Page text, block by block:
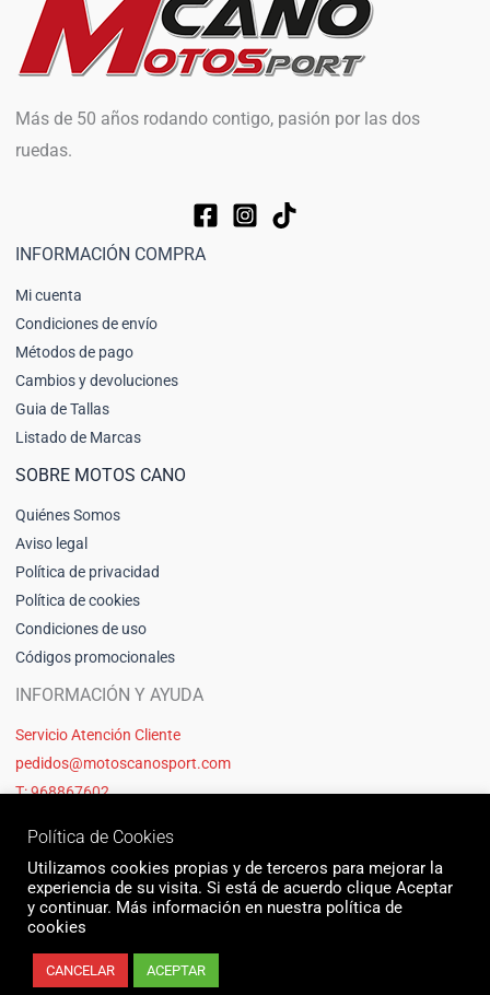
Más de 50 años rodando contigo, pasión por las dos
ruedas.
INFORMACIÓN COMPRA
Mi cuenta
Condiciones de envío
Métodos de pago
Cambios y devoluciones
Guia de Tallas
Listado de Marcas
SOBRE MOTOS CANO
Quiénes Somos
Aviso legal
Política de privacidad
Política de cookies
Condiciones de uso
Códigos promocionales
INFORMACIÓN Y AYUDA
Servicio Atención Cliente
pedidos@motoscanosport.com
T: 968867602
© 2026 Motos Cano Sport | Sitio web creado y mantenido por Unika web
Política de Cookies
Utilizamos cookies propias y de terceros para mejorar la
experiencia de su visita. Si está de acuerdo clique Aceptar
y continuar. Más información en nuestra política de
cookies
CANCELAR ACEPTAR